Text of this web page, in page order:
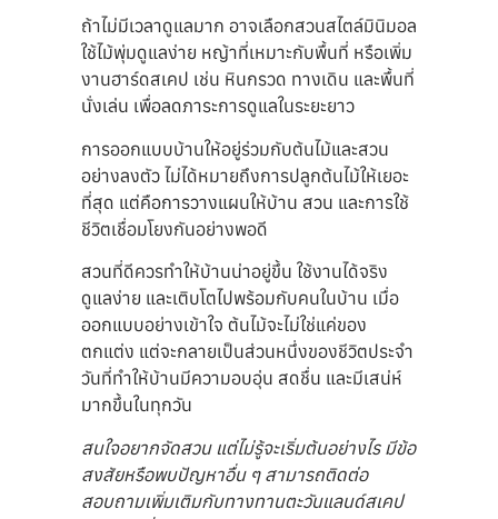
ถ้าไม่มีเวลาดูแลมาก อาจเลือกสวนสไตล์มินิมอล
ใช้ไม้พุ่มดูแลง่าย หญ้าที่เหมาะกับพื้นที่ หรือเพิ่ม
งานฮาร์ดสเคป เช่น หินกรวด ทางเดิน และพื้นที่
นั่งเล่น เพื่อลดภาระการดูแลในระยะยาว
การออกแบบบ้านให้อยู่ร่วมกับต้นไม้และสวน
อย่างลงตัว ไม่ได้หมายถึงการปลูกต้นไม้ให้เยอะ
ที่สุด แต่คือการวางแผนให้บ้าน สวน และการใช้
ชีวิตเชื่อมโยงกันอย่างพอดี
สวนที่ดีควรทำให้บ้านน่าอยู่ขึ้น ใช้งานได้จริง
ดูแลง่าย และเติบโตไปพร้อมกับคนในบ้าน เมื่อ
ออกแบบอย่างเข้าใจ ต้นไม้จะไม่ใช่แค่ของ
ตกแต่ง แต่จะกลายเป็นส่วนหนึ่งของชีวิตประจำ
วันที่ทำให้บ้านมีความอบอุ่น สดชื่น และมีเสน่ห์
มากขึ้นในทุกวัน
สนใจอยากจัดสวน แต่ไม่รู้จะเริ่มต้นอย่างไร มีข้อ
สงสัยหรือพบปัญหาอื่น ๆ สามารถติดต่อ
สอบถามเพิ่มเติมกับทางทานตะวันแลนด์สเคป